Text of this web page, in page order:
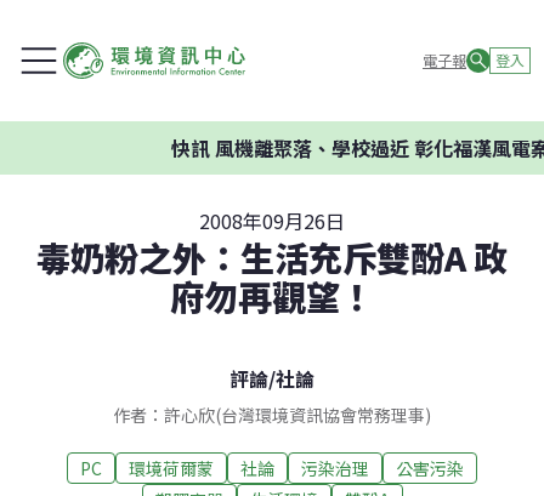
電子報 登入
快訊風機離聚落、學校過近 彰化福漢風電案
2008年09月26日
毒奶粉之外：生活充斥雙酚A 政
府勿再觀望！
評論/社論
作者：許心欣(台灣環境資訊協會常務理事)
PC 環境荷爾蒙 社論 污染治理
公害污染